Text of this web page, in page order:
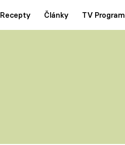
Recepty Články TV Program